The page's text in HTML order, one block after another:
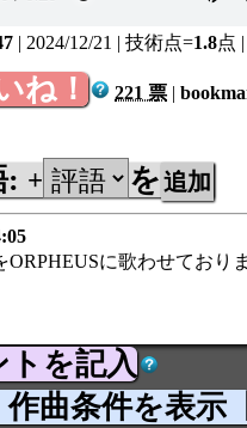
| 2024/12/21 | 技術点=1.8点
ね！ 221 票 |
: + を
に歌わせており
トを記入
曲条件を表示